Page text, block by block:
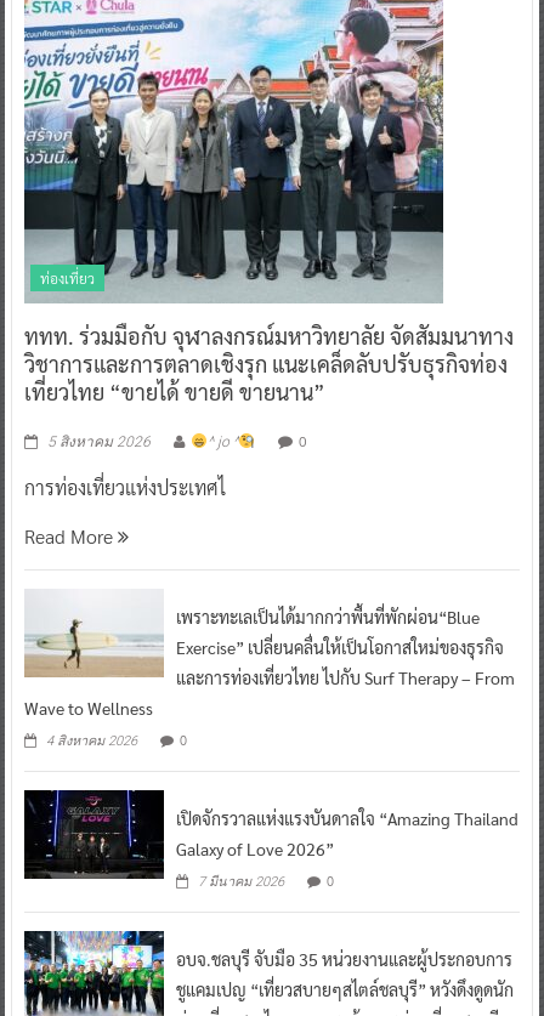
ท่องเที่ยว
ททท. ร่วมมือกับ จุฬาลงกรณ์มหาวิทยาลัย จัดสัมมนาทาง
วิชาการและการตลาดเชิงรุก แนะเคล็ดลับปรับธุรกิจท่อง
เที่ยวไทย “ขายได้ ขายดี ขายนาน”
5 สิงหาคม 2026 ^ jo ^ 0
การท่องเที่ยวแห่งประเทศไ
Read More
เพราะทะเลเป็นได้มากกว่าพื้นที่พักผ่อน“Blue
Exercise” เปลี่ยนคลื่นให้เป็นโอกาสใหม่ของธุรกิจ
และการท่องเที่ยวไทย ไปกับ Surf Therapy – From
Wave to Wellness
4 สิงหาคม 2026 0
เปิดจักรวาลแห่งแรงบันดาลใจ “Amazing Thailand
Galaxy of Love 2026”
7 มีนาคม 2026 0
อบจ.ชลบุรี จับมือ 35 หน่วยงานและผู้ประกอบการ
ชูแคมเปญ “เที่ยวสบายๆสไตล์ชลบุรี” หวังดึงดูดนัก